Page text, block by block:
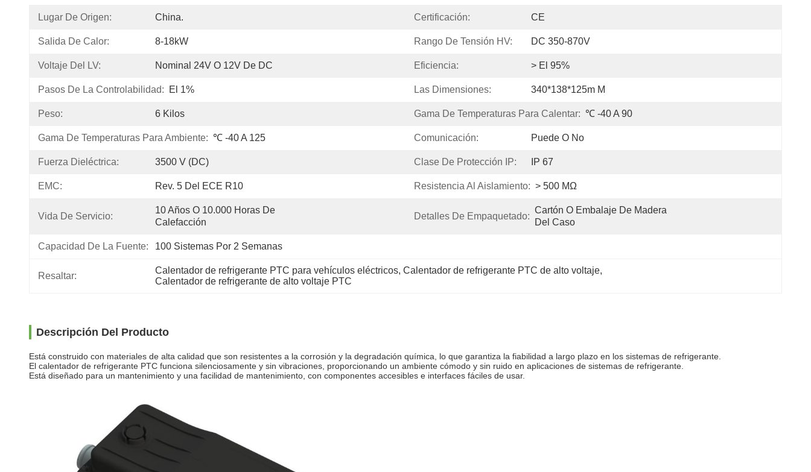
Lugar De Origen: China. Certificación: CE
Salida De Calor: 8-18kW Rango De Tensión HV: DC 350-870V
Voltaje Del LV: Nominal 24V O 12V De DC Eficiencia: > El 95%
Pasos De La Controlabilidad: El 1% Las Dimensiones: 340*138*125m M
Peso: 6 Kilos Gama De Temperaturas Para Calentar: ℃ -40 A 90
Gama De Temperaturas Para Ambiente: ℃ -40 A 125 Comunicación: Puede O No
Fuerza Dieléctrica: 3500 V (DC) Clase De Protección IP: IP 67
EMC: Rev. 5 Del ECE R10 Resistencia Al Aislamiento: > 500 MΩ
Vida De Servicio:
10 Años O 10.000 Horas De
Calefacción
Detalles De Empaquetado:
Cartón O Embalaje De Madera
Del Caso
Capacidad De La Fuente: 100 Sistemas Por 2 Semanas
Resaltar:
Calentador de refrigerante PTC para vehículos eléctricos, Calentador de refrigerante PTC de alto voltaje,
Calentador de refrigerante de alto voltaje PTC
Descripción Del Producto
Está construido con materiales de alta calidad que son resistentes a la corrosión y la degradación química, lo que garantiza la fiabilidad a largo plazo en los sistemas de refrigerante.
El calentador de refrigerante PTC funciona silenciosamente y sin vibraciones, proporcionando un ambiente cómodo y sin ruido en aplicaciones de sistemas de refrigerante.
Está diseñado para un mantenimiento y una facilidad de mantenimiento, con componentes accesibles e interfaces fáciles de usar.